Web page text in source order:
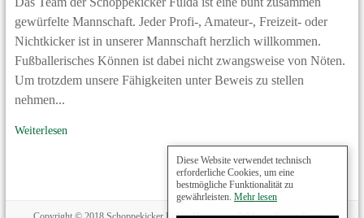
gewürfelte Mannschaft. Jeder Profi-, Amateur-, Freizeit- oder
Nichtkicker ist in unserer Mannschaft herzlich willkommen.
Fußballerisches Können ist dabei nicht zwangsweise von Nöten.
Um trotzdem unsere Fähigkeiten unter Beweis zu stellen
nehmen...
Weiterlesen
Diese Website verwendet technisch
erforderliche Cookies, um eine
bestmögliche Funktionalität zu
gewährleisten. Mehr lesen